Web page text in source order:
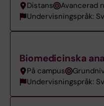
Distans Avancerad
Undervisningspråk:
Biomedicinska
På campus
Undervisningspråk: